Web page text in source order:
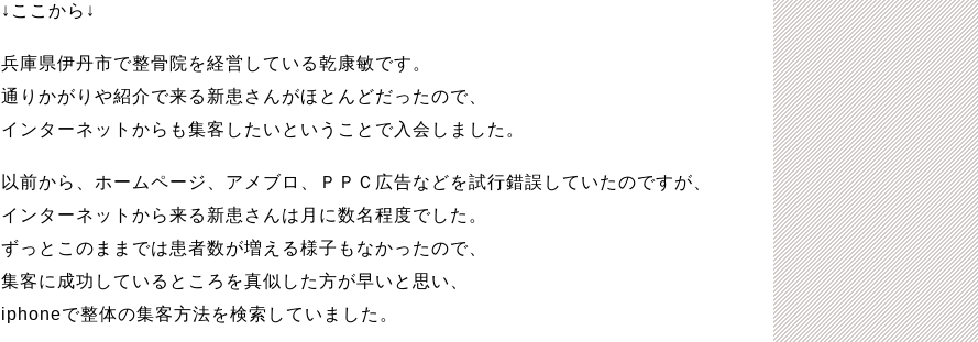
↓ここから↓
兵庫県伊丹市で整骨院を経営している乾康敏です。
通りかがりや紹介で来る新患さんがほとんどだったので、
インターネットからも集客したいということで入会しました。
以前から、ホームページ、アメブロ、ＰＰＣ広告などを試行錯誤していたのですが、
インターネットから来る新患さんは月に数名程度でした。
ずっとこのままでは患者数が増える様子もなかったので、
集客に成功しているところを真似した方が早いと思い、
iphoneで整体の集客方法を検索していました。